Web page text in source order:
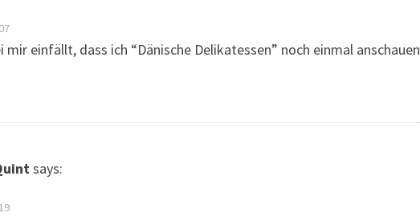
mir einfällt, dass ich “Dänische Delikatessen” noch einmal anschauen
says: